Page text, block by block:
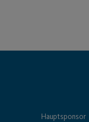
Hauptsponsor